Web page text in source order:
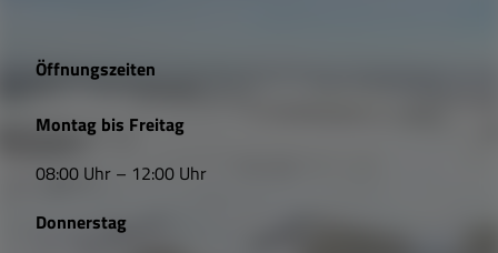
e
L
n
k
Öffnungszeiten
Montag bis Freitag
08:00 Uhr – 12:00 Uhr
Donnerstag